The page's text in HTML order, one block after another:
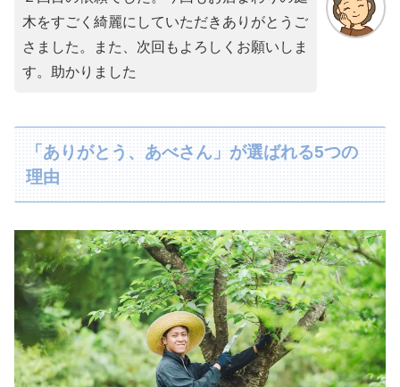
木をすごく綺麗にしていただきありがとうご
さました。また、次回もよろしくお願いしま
す。助かりました
「ありがとう、あべさん」が選ばれる5つの
理由